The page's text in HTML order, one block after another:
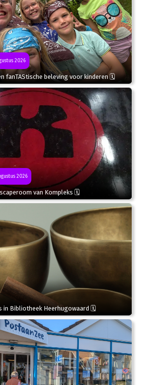
2026
fanTAStische beleving voor kinderen 🗓
2026
van Kompleks 🗓
in Bibliotheek Heerhugowaard 🗓